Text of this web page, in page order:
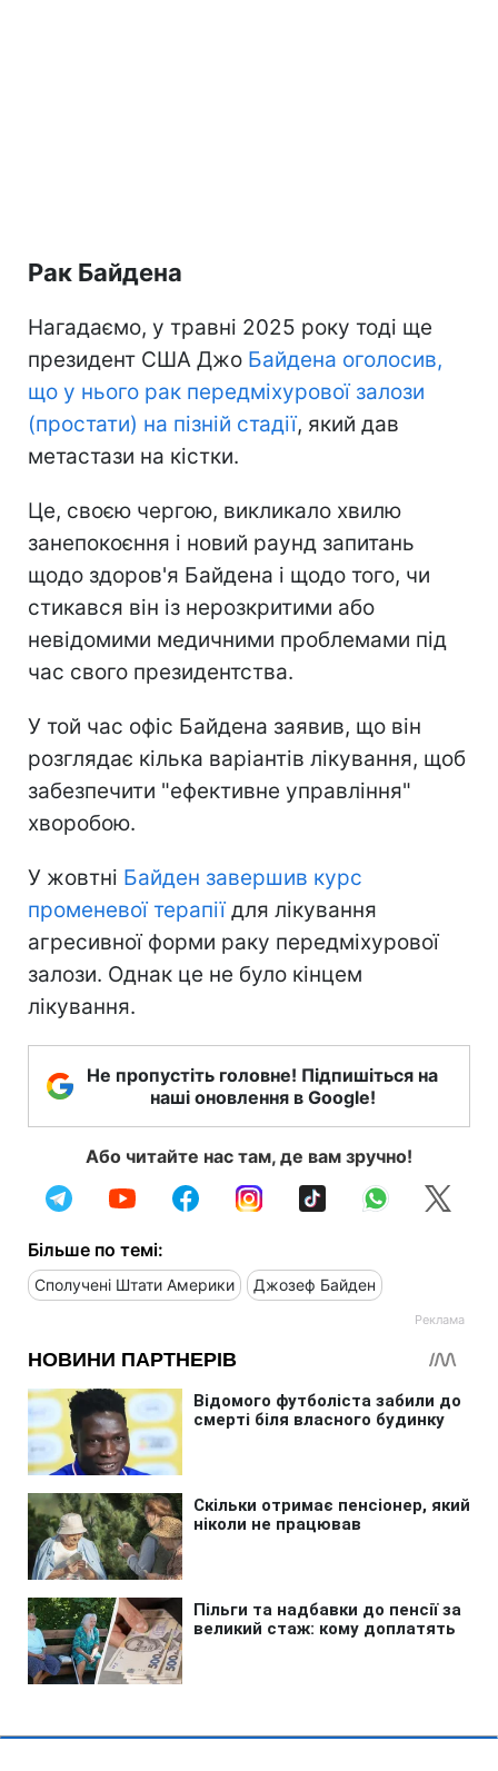
Рак Байдена
Нагадаємо, у травні 2025 року тоді ще
президент США Джо Байдена оголосив,
що у нього рак передміхурової залози
(простати) на пізній стадії, який дав
метастази на кістки.
Це, своєю чергою, викликало хвилю
занепокоєння і новий раунд запитань
щодо здоров'я Байдена і щодо того, чи
стикався він із нерозкритими або
невідомими медичними проблемами під
час свого президентства.
У той час офіс Байдена заявив, що він
розглядає кілька варіантів лікування, щоб
забезпечити "ефективне управління"
хворобою.
У жовтні Байден завершив курс
променевої терапіїдля лікування
агресивної форми раку передміхурової
залози. Однак це не було кінцем
лікування.
Не пропустіть головне! Підпишіться на
наші оновлення в Google!
Або читайте нас там, де вам зручно!
Більше по темі:
Сполучені Штати Америки Джозеф Байден